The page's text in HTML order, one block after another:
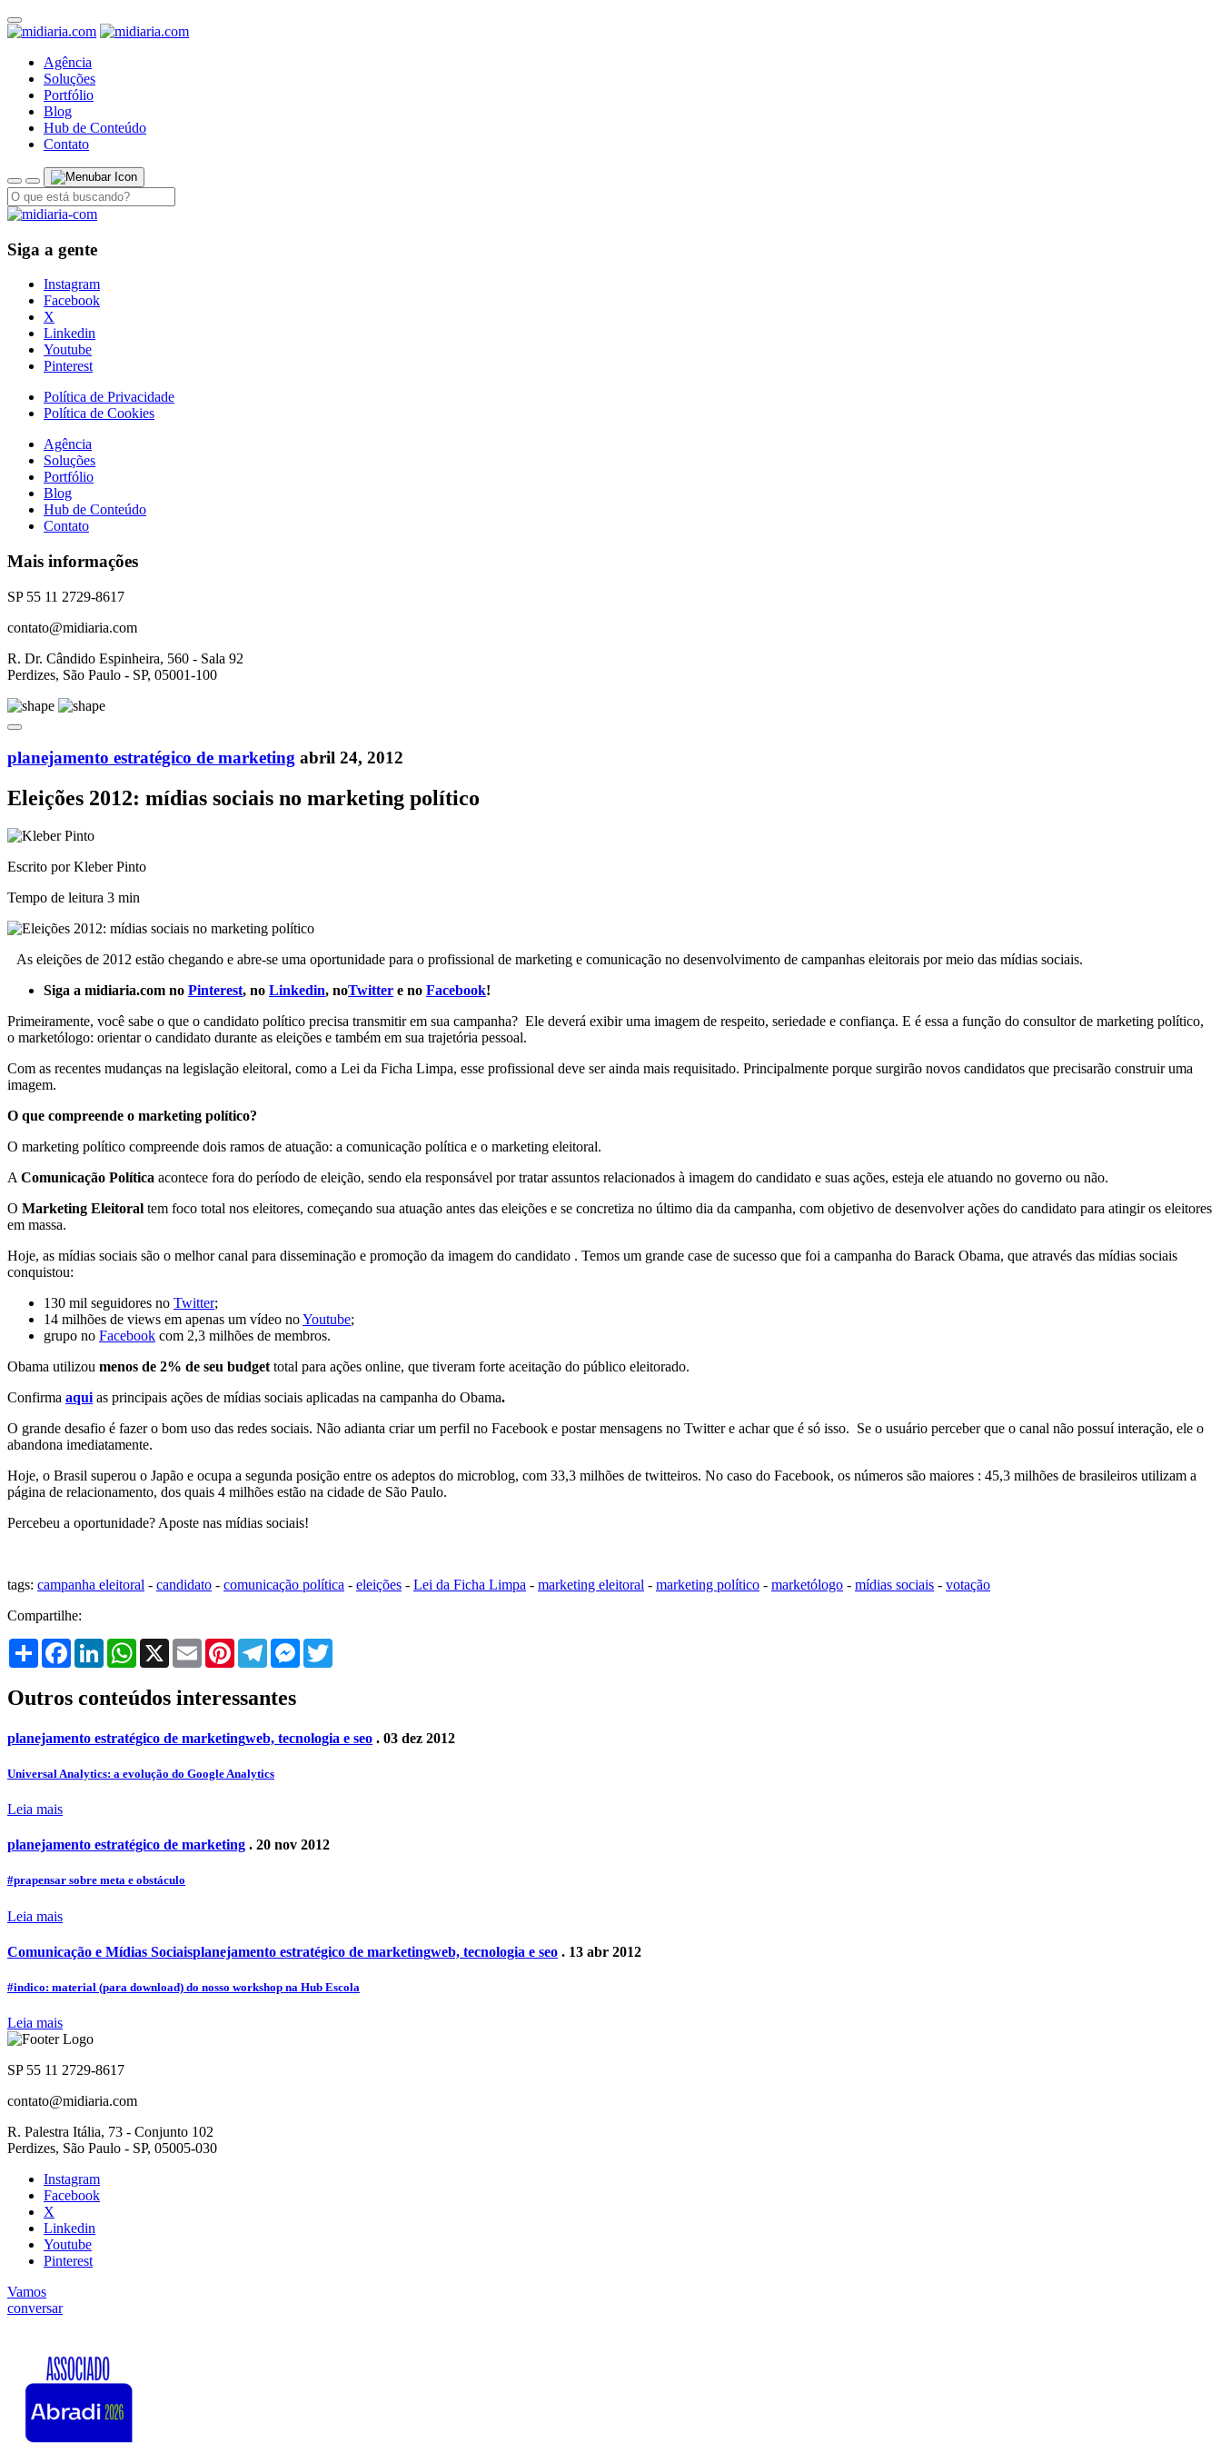
Agência
Soluções
Portfólio
Blog
Hub de Conteúdo
Contato
Siga a gente
Instagram
Facebook
X
Linkedin
Youtube
Pinterest
Política de Privacidade
Política de Cookies
Agência
Soluções
Portfólio
Blog
Hub de Conteúdo
Contato
Mais informações
SP 55 11 2729-8617
contato@midiaria.com
R. Dr. Cândido Espinheira, 560 - Sala 92
Perdizes, São Paulo - SP, 05001-100
planejamento estratégico de marketing abril 24, 2012
Eleições 2012: mídias sociais no marketing político
Escrito por Kleber Pinto
Tempo de leitura 3 min
As eleições de 2012 estão chegando e abre-se uma oportunidade para o profissional de marketing e comunicação no desenvolvimento de campanhas eleitorais por meio das mídias sociais.
Siga a midiaria.com no Pinterest, no Linkedin, noTwitter e no Facebook!
Primeiramente, você sabe o que o candidato político precisa transmitir em sua campanha? Ele deverá exibir uma imagem de respeito, seriedade e confiança. E é essa a função do consultor de marketing político,
o marketólogo: orientar o candidato durante as eleições e também em sua trajetória pessoal.
Com as recentes mudanças na legislação eleitoral, como a Lei da Ficha Limpa, esse profissional deve ser ainda mais requisitado. Principalmente porque surgirão novos candidatos que precisarão construir uma
imagem.
O que compreende o marketing político?
O marketing político compreende dois ramos de atuação: a comunicação política e o marketing eleitoral.
AComunicação Política acontece fora do período de eleição, sendo ela responsável por tratar assuntos relacionados à imagem do candidato e suas ações, esteja ele atuando no governo ou não.
O Marketing Eleitoral tem foco total nos eleitores, começando sua atuação antes das eleições e se concretiza no último dia da campanha, com objetivo de desenvolver ações do candidato para atingir os eleitores
em massa.
Hoje, as mídias sociais são o melhor canal para disseminação e promoção da imagem do candidato . Temos um grande case de sucesso que foi a campanha do Barack Obama, que através das mídias sociais
conquistou:
130 mil seguidores no Twitter;
14 milhões de views em apenas um vídeo noYoutube;
grupo no Facebook com 2,3 milhões de membros.
Obama utilizou menos de 2% de seu budgettotal para ações online, que tiveram forte aceitação do público eleitorado.
Confirma aquias principais ações de mídias sociais aplicadas na campanha do Obama.
O grande desafio é fazer o bom uso das redes sociais. Não adianta criar um perfil no Facebook e postar mensagens no Twitter e achar que é só isso. Se o usuário perceber que o canal não possuí interação, ele o
abandona imediatamente.
Hoje, o Brasil superou o Japão e ocupa a segunda posição entre os adeptos do microblog, com 33,3 milhões de twitteiros. No caso do Facebook, os números são maiores : 45,3 milhões de brasileiros utilizam a
página de relacionamento, dos quais 4 milhões estão na cidade de São Paulo.
Percebeu a oportunidade? Aposte nas mídias sociais!
tags: campanha eleitoral - candidato - comunicação política - eleições - Lei da Ficha Limpa - marketing eleitoral - marketing político - marketólogo - mídias sociais - votação
Compartilhe:
Share FacebookLinkedInWhatsApp
X Email PinterestTelegramMessenger
Outros conteúdos interessantes
planejamento estratégico de marketingweb, tecnologia e seo . 03 dez 2012
Universal Analytics: a evolução do Google Analytics
Leia mais
planejamento estratégico de marketing . 20 nov 2012
#prapensar sobre meta e obstáculo
Leia mais
Comunicação e Mídias Sociaisplanejamento estratégico de marketingweb, tecnologia e seo . 13 abr 2012
#indico: material (para download) do nosso workshop na Hub Escola
Leia mais
SP 55 11 2729-8617
contato@midiaria.com
R. Palestra Itália, 73 - Conjunto 102
Perdizes, São Paulo - SP, 05005-030
Instagram
Facebook
X
Linkedin
Youtube
Pinterest
Vamos
conversar